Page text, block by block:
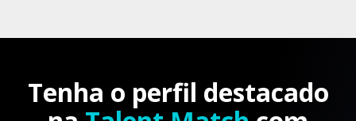
Tenha o perfil destacado